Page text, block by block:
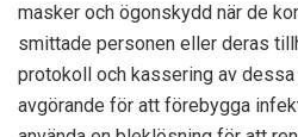
masker och ögonskydd när de
smittade personen eller deras
protokoll och kassering av
avgörande för att förebygga